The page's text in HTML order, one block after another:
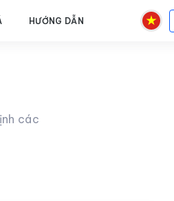
HƯỚNG DẪN
các